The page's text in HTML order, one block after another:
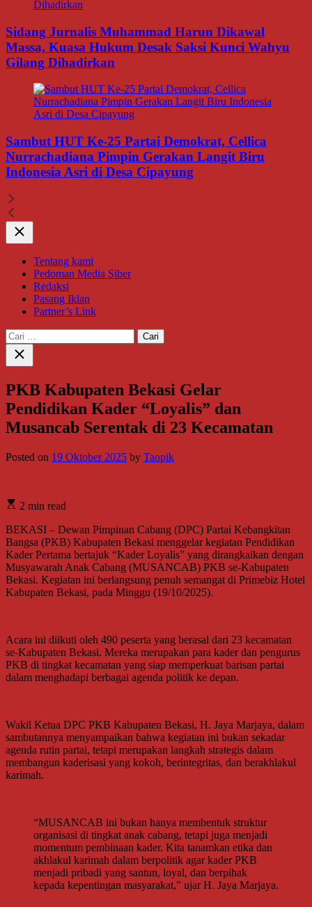
Sidang Jurnalis Muhammad Harun Dikawal
Massa, Kuasa Hukum Desak Saksi Kunci Wahyu
Gilang Dihadirkan
Sambut HUT Ke-25 Partai Demokrat, Cellica
Nurrachadiana Pimpin Gerakan Langit Biru
Indonesia Asri di Desa Cipayung
Close
Tentang kami
Pedoman Media Siber
Redaksi
Pasang Iklan
Partner’s Link
Cari
untuk:
Close
search
PKB Kabupaten Bekasi Gelar
Pendidikan Kader “Loyalis” dan
Musancab Serentak di 23 Kecamatan
Posted on 19 Oktober 2025 by Taopik
2 min read
BEKASI – Dewan Pimpinan Cabang (DPC) Partai Kebangkitan
Bangsa (PKB) Kabupaten Bekasi menggelar kegiatan Pendidikan
Kader Pertama bertajuk “Kader Loyalis” yang dirangkaikan dengan
Musyawarah Anak Cabang (MUSANCAB) PKB se-Kabupaten
Bekasi. Kegiatan ini berlangsung penuh semangat di Primebiz Hotel
Kabupaten Bekasi, pada Minggu (19/10/2025).
Acara ini diikuti oleh 490 peserta yang berasal dari 23 kecamatan
se-Kabupaten Bekasi. Mereka merupakan para kader dan pengurus
PKB di tingkat kecamatan yang siap memperkuat barisan partai
dalam menghadapi berbagai agenda politik ke depan.
Wakil Ketua DPC PKB Kabupaten Bekasi, H. Jaya Marjaya, dalam
sambutannya menyampaikan bahwa kegiatan ini bukan sekadar
agenda rutin partai, tetapi merupakan langkah strategis dalam
membangun kaderisasi yang kokoh, berintegritas, dan berakhlakul
karimah.
“MUSANCAB ini bukan hanya membentuk struktur
organisasi di tingkat anak cabang, tetapi juga menjadi
momentum pembinaan kader. Kita tanamkan etika dan
akhlakul karimah dalam berpolitik agar kader PKB
menjadi pribadi yang santun, loyal, dan berpihak
kepada kepentingan masyarakat,” ujar H. Jaya Marjaya.